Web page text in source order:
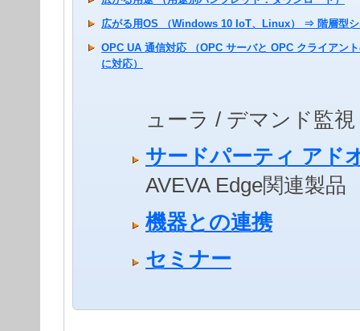
広がる用OS （Windows 10 IoT、Linux） ⇒ 階層型
OPC UA 通信対応 （OPC サーバと OPC クライアン
に対応）
ューラ / デマンド監視
サードパーティ アド
AVEVA Edge関連製
機器との連携
セミナー